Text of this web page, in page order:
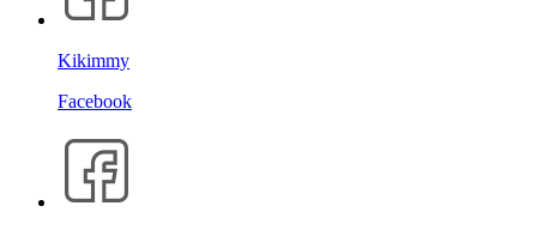
Kikimmy
Facebook